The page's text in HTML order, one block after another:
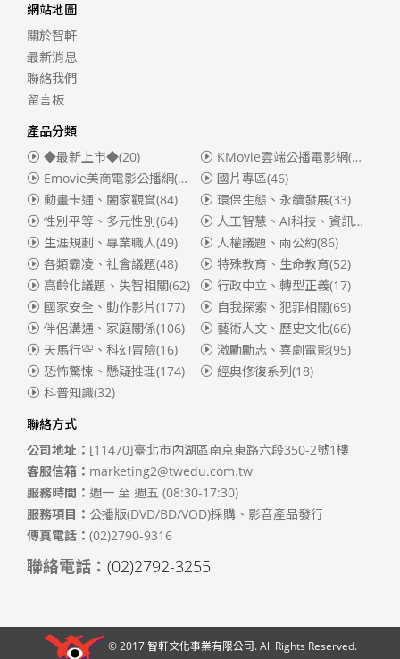
網站地圖
關於智軒
最新消息
聯絡我們
留言板
產品分類
◆最新上市◆(20)
KMovie雲端公播電影網(迪士尼、福斯、索尼)
Emovie美商電影公播網(華納)
(186)
國片專區(46)
動畫卡通、闔家觀賞(84) 環保生態、永續發展(33)
性別平等、多元性別(64) 人工智慧、AI科技、資訊安全
生涯規劃、專業職人(49) 人權議題、兩公約(86)
各類霸凌、社會議題(48) 特殊教育、生命教育(52)
高齡化議題、失智相關(62) 行政中立、轉型正義(17)
國家安全、動作影片(177) 自我探索、犯罪相關(69)
伴侶溝通、家庭關係(106) 藝術人文、歷史文化(66)
天馬行空、科幻冒險(16) 激勵勵志、喜劇電影(95)
恐怖驚悚、懸疑推理(174) 經典修復系列(18)
科普知識(32)
聯絡方式
公司地址： [11470]臺北市內湖區南京東路六段350-2號1樓
客服信箱： marketing2@twedu.com.tw
服務時間： 週一 至 週五 (08:30-17:30)
服務項目： 公播版(DVD/BD/VOD)採購、影音產品發行
傳真電話： (02)2790-9316
聯絡電話： (02)2792-3255
© 2017智軒文化事業有限公司. All Rights Reserved.